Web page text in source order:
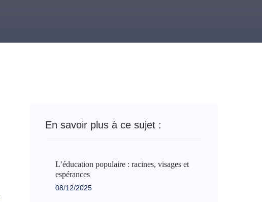
En savoir plus à ce sujet :
L’éducation populaire : racines, visages et
espérances
08/12/2025